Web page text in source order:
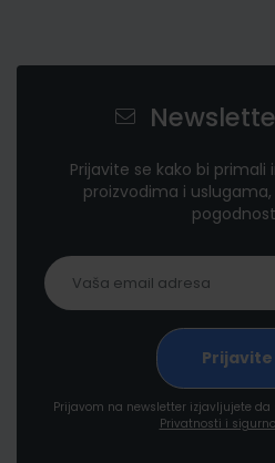
Prijavite se kako bi
proizvodima i
Prijavom na newsletter izjavljujete
Privatnosti i